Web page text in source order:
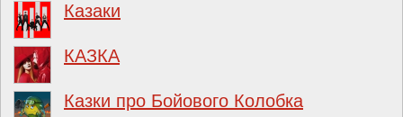
Казаки
КАЗКА
Казки про Бойового Колобка